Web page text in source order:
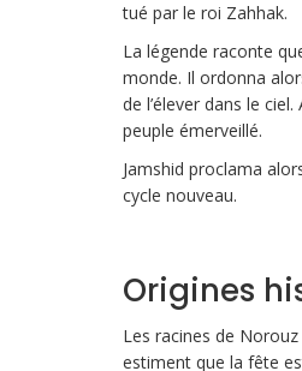
tué par le roi Zahhak.
La légende raconte
monde. Il ordonna
de l’élever dans le
peuple émerveillé.
Jamshid proclama
cycle nouveau.
Origines
Les racines de Norouz
estiment que la fête